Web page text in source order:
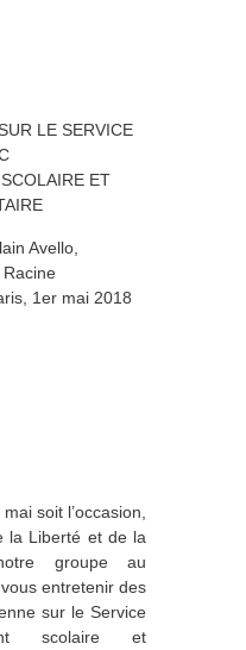
LE SERVICE
ET
Avello,
1er mai 2018
soit l’occasion,
la Liberté et de la
groupe au
entretenir des
sur le Service
scolaire et